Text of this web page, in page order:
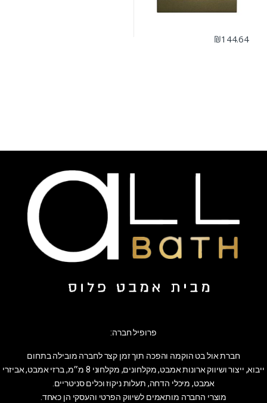
₪144.64
פרופיל חברה:
חברת אול בט הוקמה והפכה תוך זמן קצר לחברה מובילה בתחום
ייבוא, ייצור ושיווק ארונות אמבט, מקלחונים, מקלחוני 8 מ״מ, ברזי אמבט, אביזרי
אמבט, מיכלי הדחה, תעלות ניקוז וכלים סניטריים.
מוצרי החברה מותאמים לשיווק הפרטי והעסקי הן כאחד.